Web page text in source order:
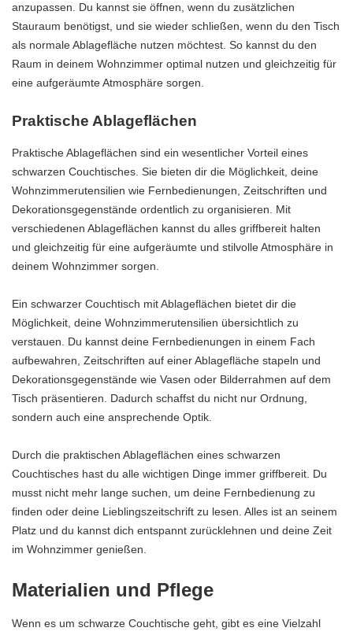
anzupassen. Du kannst sie öffnen, wenn du zusätzlichen
Stauraum benötigst, und sie wieder schließen, wenn du den Tisch
als normale Ablagefläche nutzen möchtest. So kannst du den
Raum in deinem Wohnzimmer optimal nutzen und gleichzeitig für
eine aufgeräumte Atmosphäre sorgen.
Praktische Ablageflächen
Praktische Ablageflächen sind ein wesentlicher Vorteil eines
schwarzen Couchtisches. Sie bieten dir die Möglichkeit, deine
Wohnzimmerutensilien wie Fernbedienungen, Zeitschriften und
Dekorationsgegenstände ordentlich zu organisieren. Mit
verschiedenen Ablageflächen kannst du alles griffbereit halten
und gleichzeitig für eine aufgeräumte und stilvolle Atmosphäre in
deinem Wohnzimmer sorgen.
Ein schwarzer Couchtisch mit Ablageflächen bietet dir die
Möglichkeit, deine Wohnzimmerutensilien übersichtlich zu
verstauen. Du kannst deine Fernbedienungen in einem Fach
aufbewahren, Zeitschriften auf einer Ablagefläche stapeln und
Dekorationsgegenstände wie Vasen oder Bilderrahmen auf dem
Tisch präsentieren. Dadurch schaffst du nicht nur Ordnung,
sondern auch eine ansprechende Optik.
Durch die praktischen Ablageflächen eines schwarzen
Couchtisches hast du alle wichtigen Dinge immer griffbereit. Du
musst nicht mehr lange suchen, um deine Fernbedienung zu
finden oder deine Lieblingszeitschrift zu lesen. Alles ist an seinem
Platz und du kannst dich entspannt zurücklehnen und deine Zeit
im Wohnzimmer genießen.
Materialien und Pflege
Wenn es um schwarze Couchtische geht, gibt es eine Vielzahl